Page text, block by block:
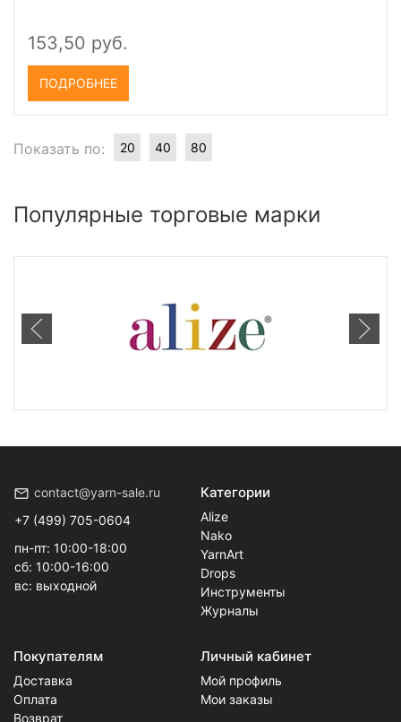
153,50 руб.
ПОДРОБНЕЕ
Показать по: 20 40 80
Популярные торговые марки
contact@yarn-sale.ru
+7 (499) 705-0604
пн-пт: 10:00-18:00
сб: 10:00-16:00
вс: выходной
Категории
Alize
Nako
YarnArt
Drops
Инструменты
Журналы
Покупателям
Доставка
Оплата
Возврат
Личный кабинет
Мой профиль
Мои заказы